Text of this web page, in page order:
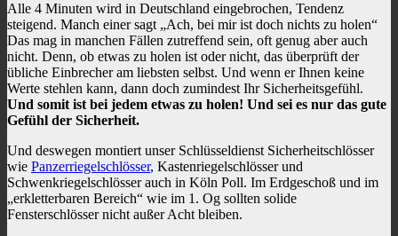
Alle 4 Minuten wird in Deutschland eingebrochen, Tendenz
steigend. Manch einer sagt „Ach, bei mir ist doch nichts zu holen“
Das mag in manchen Fällen zutreffend sein, oft genug aber auch
nicht. Denn, ob etwas zu holen ist oder nicht, das überprüft der
übliche Einbrecher am liebsten selbst. Und wenn er Ihnen keine
Werte stehlen kann, dann doch zumindest Ihr Sicherheitsgefühl.
Und somit ist bei jedem etwas zu holen! Und sei es nur das gute
Gefühl der Sicherheit.
Und deswegen montiert unser Schlüsseldienst Sicherheitschlösser
wie Panzerriegelschlösser, Kastenriegelschlösser und
Schwenkriegelschlösser auch in Köln Poll. Im Erdgeschoß und im
„erkletterbaren Bereich“ wie im 1. Og sollten solide
Fensterschlösser nicht außer Acht bleiben.